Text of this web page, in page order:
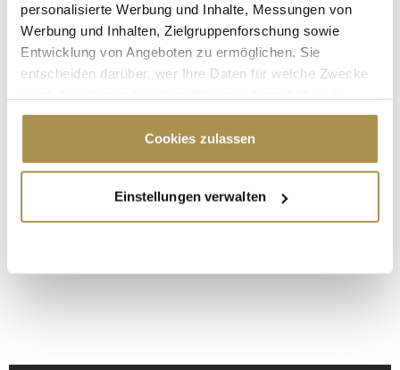
personalisierte Werbung und Inhalte, Messungen von
Werbung und Inhalten, Zielgruppenforschung sowie
Entwicklung von Angeboten zu ermöglichen. Sie
entscheiden darüber, wer Ihre Daten für welche Zwecke
Cookie-Erklärung oder durch Klicken auf das Privacy
Trigger Symbol ändern oder widerrufen
Informationen über Ihre geografische Lage
erfassen, welche bis auf einige Meter genau sein
Cookies zulassen
Einstellungen verwalten
ABSENDEN
* Pflichtfelder.
LAUTSCHALTEN